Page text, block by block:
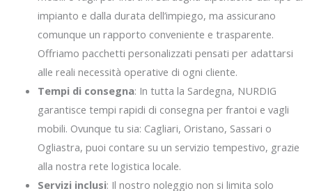
impianto e dalla durata dell’impiego, ma assicurano
comunque un rapporto conveniente e trasparente.
Offriamo pacchetti personalizzati pensati per adattarsi
alle reali necessità operative di ogni cliente.
Tempi di consegna: In tutta la Sardegna, NURDIG
garantisce tempi rapidi di consegna per frantoi e vagli
mobili. Ovunque tu sia: Cagliari, Oristano, Sassari o
Ogliastra, puoi contare su un servizio tempestivo, grazie
alla nostra rete logistica locale.
Servizi inclusi: Il nostro noleggio non si limita solo